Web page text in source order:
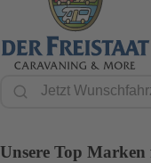
Unsere Top